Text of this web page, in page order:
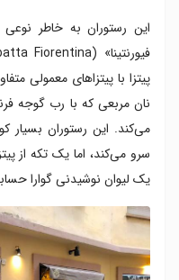
این رستوران به خاطر
پیتزا با پیتزاهای معمولی
نان مربعی که با رب گوجه
می‌کند. این رستوران
سرو می‌کند، اما یک تکه از
یک لیوان نوشیدنی گوارا